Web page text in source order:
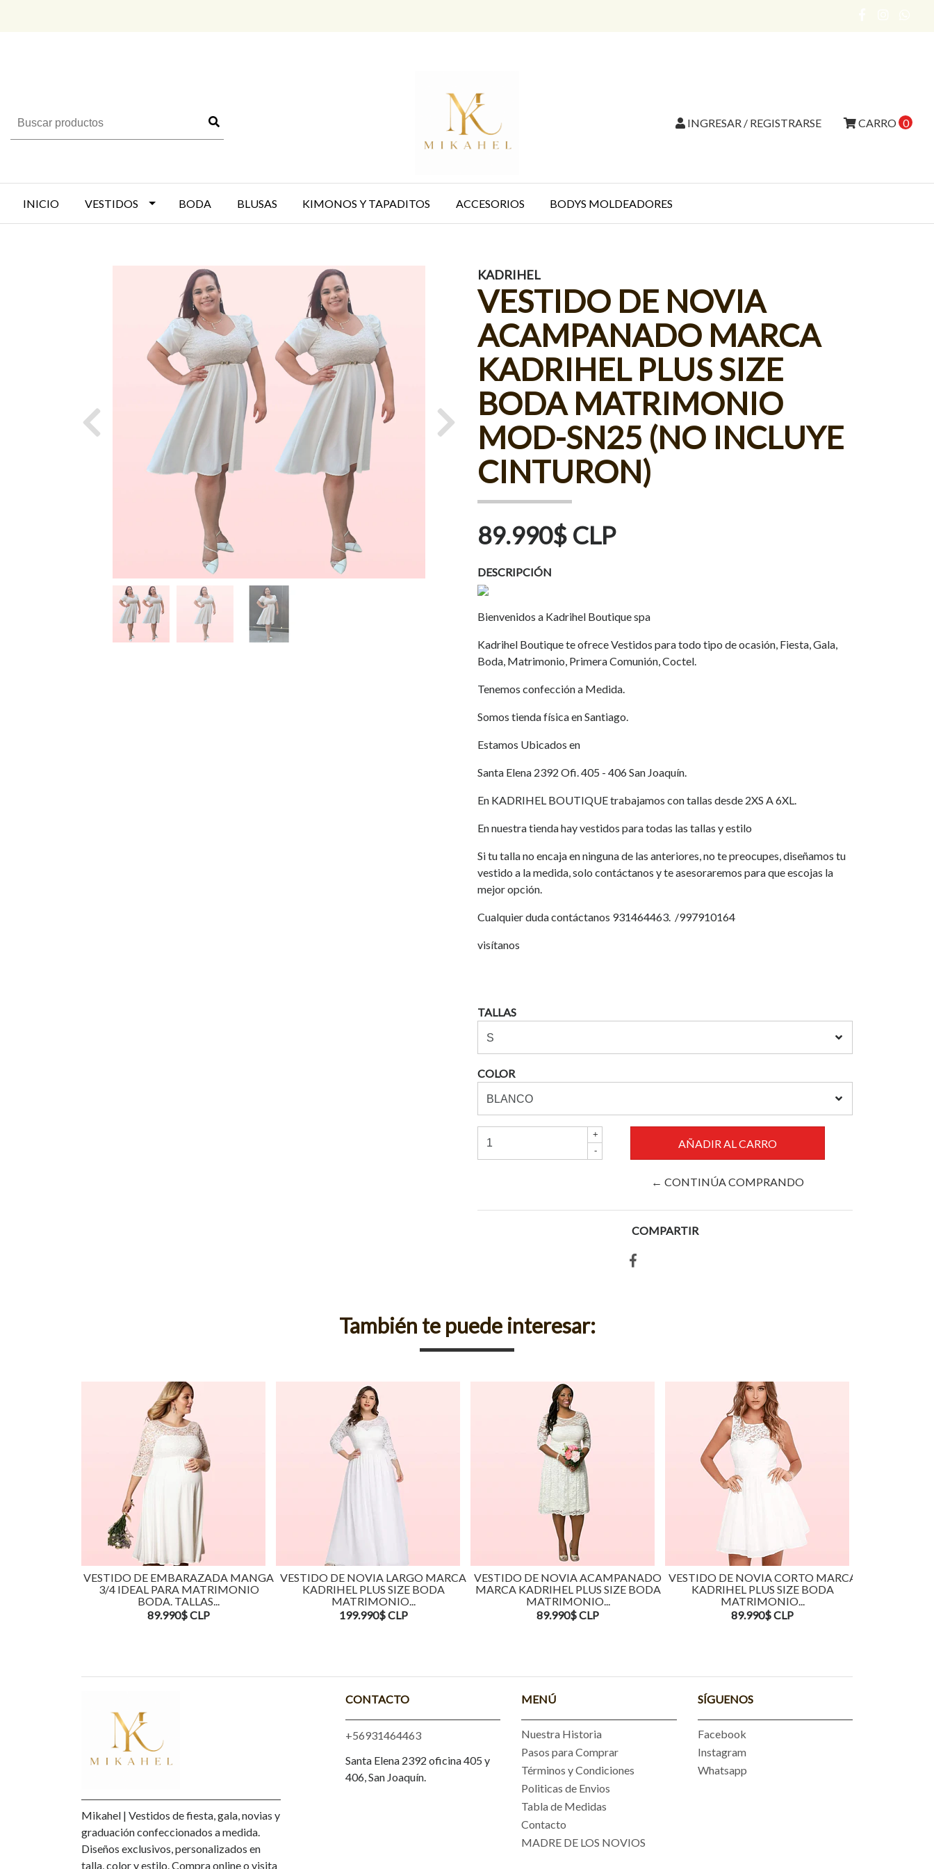
CARRO 0
INGRESAR / REGISTRARSE
INICIO VESTIDOS BODA BLUSAS KIMONOS Y TAPADITOS ACCESORIOS BODYS MOLDEADORES
Previous Next
KADRIHEL
VESTIDO DE NOVIA
ACAMPANADO MARCA
KADRIHEL PLUS SIZE
BODA MATRIMONIO
MOD-SN25 (NO INCLUYE
CINTURON)
89.990$ CLP
DESCRIPCIÓN
Bienvenidos a Kadrihel Boutique spa
Kadrihel Boutique te ofrece Vestidos para todo tipo de ocasión, Fiesta, Gala,
Boda, Matrimonio, Primera Comunión, Coctel.
Tenemos confección a Medida.
Somos tienda física en Santiago.
Estamos Ubicados en
Santa Elena 2392 Ofi. 405 - 406 San Joaquín.
En KADRIHEL BOUTIQUE trabajamos con tallas desde 2XS A 6XL.
En nuestra tienda hay vestidos para todas las tallas y estilo
Si tu talla no encaja en ninguna de las anteriores, no te preocupes, diseñamos tu
vestido a la medida, solo contáctanos y te asesoraremos para que escojas la
mejor opción.
Cualquier duda contáctanos 931464463. /997910164
visítanos
TALLAS
COLOR
+
-
← CONTINÚA COMPRANDO
COMPARTIR
También te puede interesar:
VESTIDO DE EMBARAZADA MANGA
3/4 IDEAL PARA MATRIMONIO
BODA. TALLAS...
89.990$ CLP
VESTIDO DE NOVIA LARGO MARCA
KADRIHEL PLUS SIZE BODA
MATRIMONIO...
199.990$ CLP
VESTIDO DE NOVIA ACAMPANADO
MARCA KADRIHEL PLUS SIZE BODA
MATRIMONIO...
89.990$ CLP
VESTIDO DE NOVIA CORTO MARCA
KADRIHEL PLUS SIZE BODA
MATRIMONIO...
89.990$ CLP
Mikahel | Vestidos de fiesta, gala, novias y
graduación confeccionados a medida.
Diseños exclusivos, personalizados en
talla, color y estilo. Compra online o visita
CONTACTO
+56931464463
Santa Elena 2392 oficina 405 y
406, San Joaquín.
MENÚ
Nuestra Historia
Pasos para Comprar
Términos y Condiciones
Politicas de Envios
Tabla de Medidas
Contacto
MADRE DE LOS NOVIOS
SÍGUENOS
Facebook
Instagram
Whatsapp